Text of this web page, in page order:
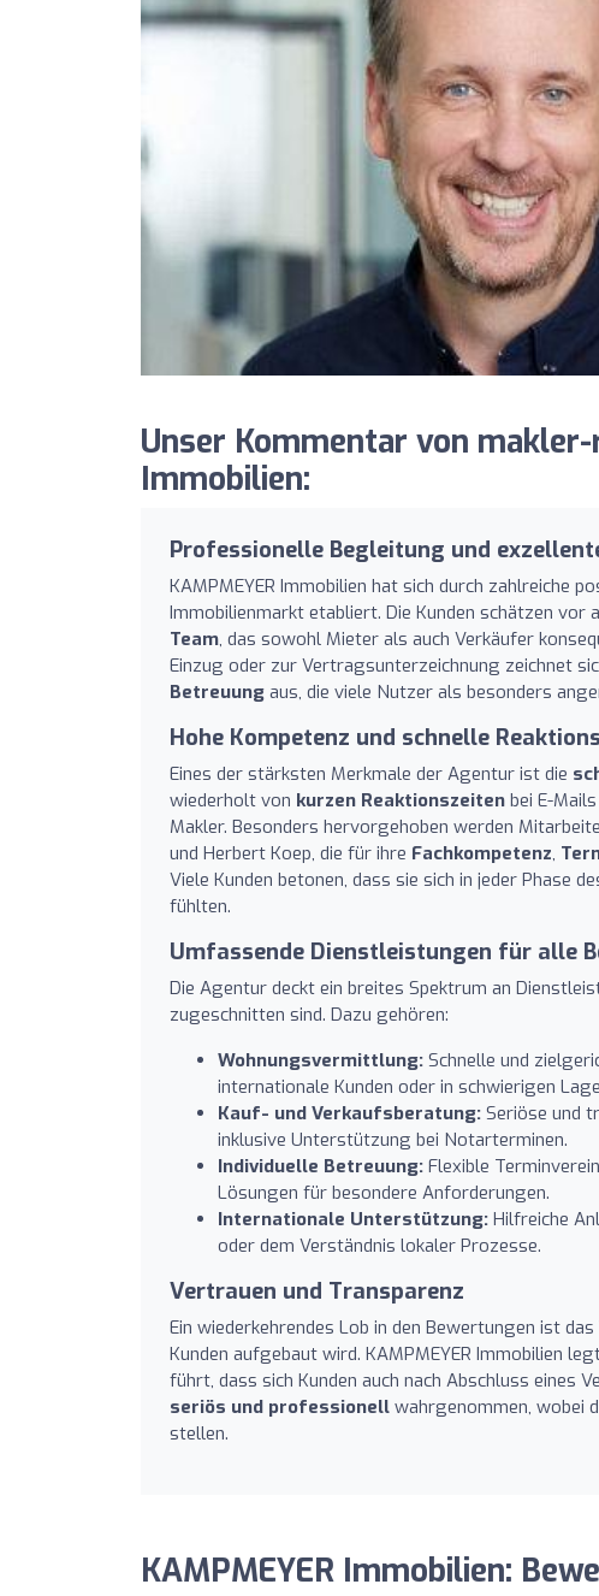
Unser Kommentar von makler-
Immobilien:
Professionelle Begleitung und
KAMPMEYER Immobilien hat sich durch zahlreiche
Immobilienmarkt etabliert. Die Kunden schätzen vor
Team, das sowohl Mieter als auch Verkäufer
Einzug oder zur Vertragsunterzeichnung zeichnet
Betreuung aus, die viele Nutzer als besonders
Hohe Kompetenz und schnelle
Eines der stärksten Merkmale der Agentur ist die
wiederholt von kurzen Reaktionszeiten bei E-
Makler. Besonders hervorgehoben werden
und Herbert Koep, die für ihre Fachkompetenz,
Viele Kunden betonen, dass sie sich in jeder Phase
fühlten.
Umfassende Dienstleistungen für alle
Die Agentur deckt ein breites Spektrum an
zugeschnitten sind. Dazu gehören:
Wohnungsvermittlung: Schnelle und
internationale Kunden oder in schwierigen
Kauf- und Verkaufsberatung: Seriöse und
inklusive Unterstützung bei Notarterminen.
Individuelle Betreuung: Flexible
Lösungen für besondere Anforderungen.
Internationale Unterstützung: Hilfreiche
oder dem Verständnis lokaler Prozesse.
Vertrauen und Transparenz
Ein wiederkehrendes Lob in den Bewertungen ist das
Kunden aufgebaut wird. KAMPMEYER Immobilien
führt, dass sich Kunden auch nach Abschluss
seriös und professionell wahrgenommen, wobei
stellen.
KAMPMEYER Immobilien: